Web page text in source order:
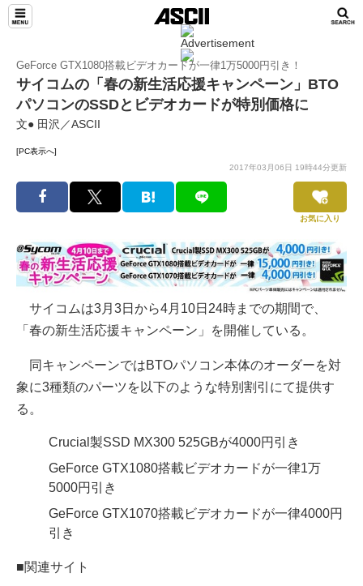
GeForce GTX1080搭載ビデオカードが一律1万5000円引き！
サイコムの「春の新生活応援キャンペーン」BTO
パソコンのSSDとビデオカードが特別価格に
文● 田沢／ASCII
[PC表示へ]
2017年03月06日 19時44分更新
お気に入り
サイコムは3月3日から4月10日24時までの期間で、
「春の新生活応援キャンペーン」を開催している。
同キャンペーンではBTOパソコン本体のオーダーを対
象に3種類のパーツを以下のような特別割引にて提供す
る。
Crucial製SSD MX300 525GBが4000円引き
GeForce GTX1080搭載ビデオカードが一律1万
5000円引き
GeForce GTX1070搭載ビデオカードが一律4000円
引き
■関連サイト